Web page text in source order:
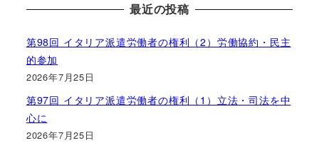
最近の投稿
第98回 イタリア派遣労働者の権利（2）労働協約・民主
的参加
2026年7月25日
第97回 イタリア派遣労働者の権利（1）立法・司法を中
心に
2026年7月25日